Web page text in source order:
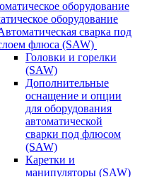
оборудование
сварка под
флюса (SAW)
Головки и горелки
(SAW)
Дополнительные
оснащение и опции
для оборудования
автоматической
сварки под флюсом
(SAW)
Каретки и
манипуляторы (SAW)